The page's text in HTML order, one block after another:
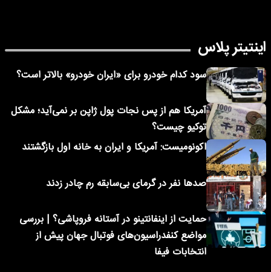
اینتیتر پلاس
سود کدام خودرو برای «ایران خودرو» بالاتر است؟
آمریکا هم از پس نجات پول ژاپن بر نمی‌آید؛ مشکل
توکیو چیست؟
اکونومیست: آمریکا و ایران به خانه اول بازگشتند
صدها نفر در گرمای بی‌سابقه رم چادر زدند
حمایت از اینفانتینو در آستانه فروپاشی؟ | بررسی
مواضع کنفدراسیون‌های فوتبال جهان پیش از
انتخابات فیفا